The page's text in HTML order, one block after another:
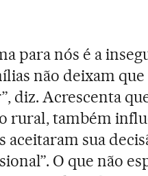
para nós é a
não deixam
diz. Acrescenta
rural, também
aceitaram sua
O que não